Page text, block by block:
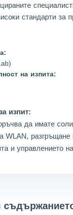
стандарти
на изпита:
изпит:
да имате
WLAN,
и управлението